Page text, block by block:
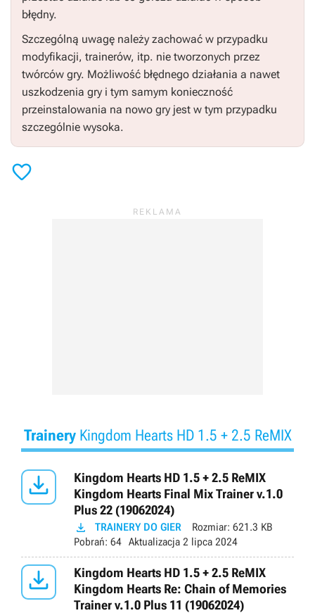
błędny.
Szczególną uwagę należy zachować w przypadku
modyfikacji, trainerów, itp. nie tworzonych przez
twórców gry. Możliwość błędnego działania a nawet
uszkodzenia gry i tym samym konieczność
przeinstalowania na nowo gry jest w tym przypadku
szczególnie wysoka.

TraineryKingdom Hearts HD 1.5 + 2.5 ReMIX

Kingdom Hearts HD 1.5 + 2.5 ReMIX
Kingdom Hearts Final Mix Trainer v.1.0
Plus 22 (19062024)
 TRAINERY DO GIER Rozmiar: 621.3 KB
Pobrań: 64 Aktualizacja 2 lipca 2024

Kingdom Hearts HD 1.5 + 2.5 ReMIX
Kingdom Hearts Re: Chain of Memories
Trainer v.1.0 Plus 11 (19062024)